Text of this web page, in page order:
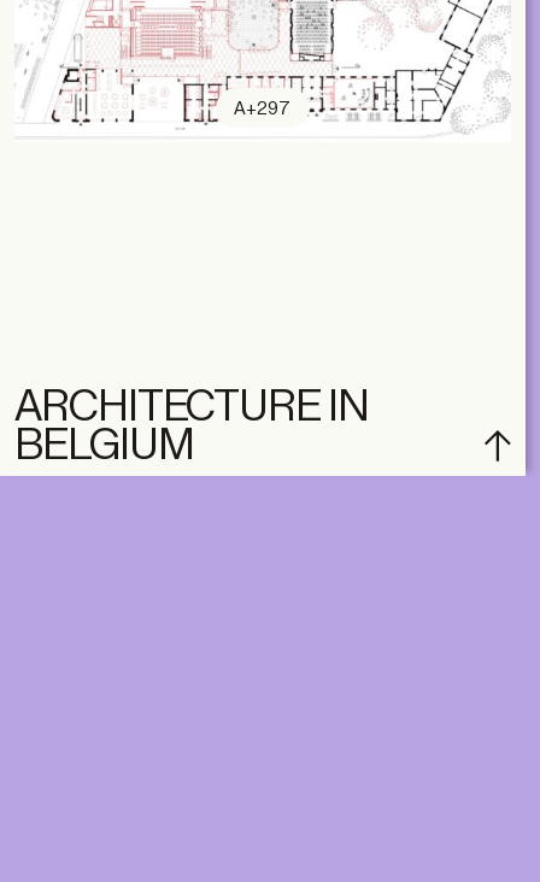
A+297
ARCHITECTURE IN
BELGIUM